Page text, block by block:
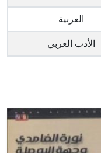
العربية
الأدب العربي